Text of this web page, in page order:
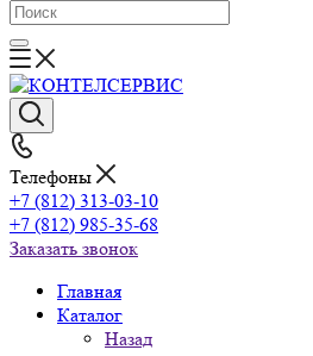
Телефоны
+7 (812) 313-03-10
+7 (812) 985-35-68
Заказать звонок
Главная
Каталог
Назад